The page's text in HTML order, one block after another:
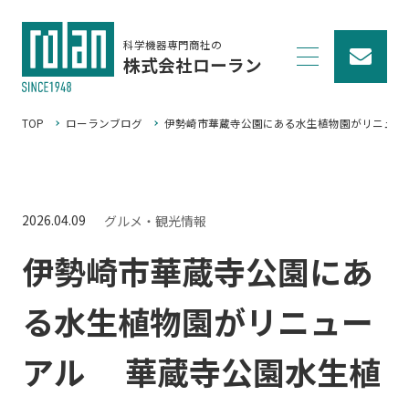
科学機器専門商社の
株式会社ローラン
TOP ローランブログ 伊勢崎市華蔵寺公園にある水生植物園がリニュ
2026.04.09 グルメ・観光情報
伊勢崎市華蔵寺公園にあ
る水生植物園がリニュー
アル 華蔵寺公園水生植